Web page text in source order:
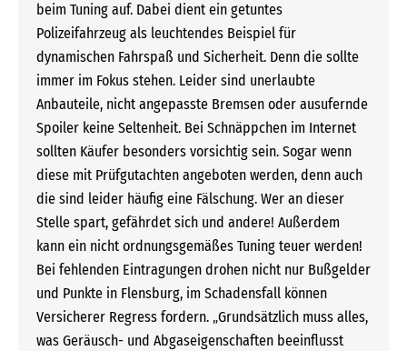
beim Tuning auf. Dabei dient ein getuntes
Polizeifahrzeug als leuchtendes Beispiel für
dynamischen Fahrspaß und Sicherheit. Denn die sollte
immer im Fokus stehen. Leider sind unerlaubte
Anbauteile, nicht angepasste Bremsen oder ausufernde
Spoiler keine Seltenheit. Bei Schnäppchen im Internet
sollten Käufer besonders vorsichtig sein. Sogar wenn
diese mit Prüfgutachten angeboten werden, denn auch
die sind leider häufig eine Fälschung. Wer an dieser
Stelle spart, gefährdet sich und andere! Außerdem
kann ein nicht ordnungsgemäßes Tuning teuer werden!
Bei fehlenden Eintragungen drohen nicht nur Bußgelder
und Punkte in Flensburg, im Schadensfall können
Versicherer Regress fordern. „Grundsätzlich muss alles,
was Geräusch- und Abgaseigenschaften beeinflusst